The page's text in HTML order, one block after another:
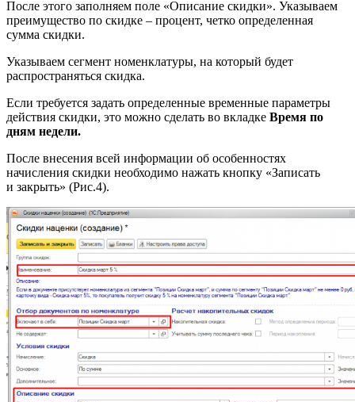
После этого заполняем поле «Описание скидки». Указываем
преимущество по скидке – процент, четко определенная
сумма скидки.
Указываем сегмент номенклатуры, на который будет
распространяться скидка.
Если требуется задать определенные временные параметры
действия скидки, это можно сделать во вкладке Время по
дням недели.
После внесения всей информации об особенностях
начисления скидки необходимо нажать кнопку «Записать
и закрыть» (Рис.4).